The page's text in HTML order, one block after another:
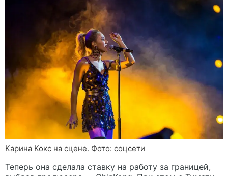
Карина Кокс на сцене. Фото: соцсети
Теперь она сделала ставку на работу за границей,